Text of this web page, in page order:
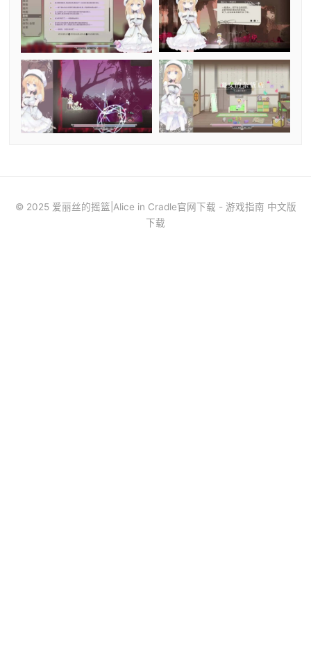
© 2025 爱丽丝的摇篮|Alice in Cradle官网下载 - 游戏指南 中文版
下载